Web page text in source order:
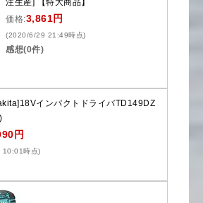
注生産] 【特大商品】
価格:3,861円
(2020/6/29 21:49時点)
感想(0件)
インパクトドライバTD149DZ
円
時点)